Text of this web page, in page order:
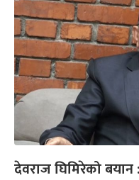
देवराज घिमिरेको